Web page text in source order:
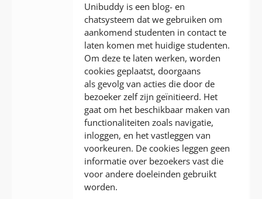
Unibuddy is een blog- en
chatsysteem dat we gebruiken om
aankomend studenten in contact te
laten komen met huidige studenten.
Om deze te laten werken, worden
cookies geplaatst, doorgaans
als gevolg van acties die door de
bezoeker zelf zijn geïnitieerd. Het
gaat om het beschikbaar maken van
functionaliteiten zoals navigatie,
inloggen, en het vastleggen van
voorkeuren. De cookies leggen geen
informatie over bezoekers vast die
voor andere doeleinden gebruikt
worden.